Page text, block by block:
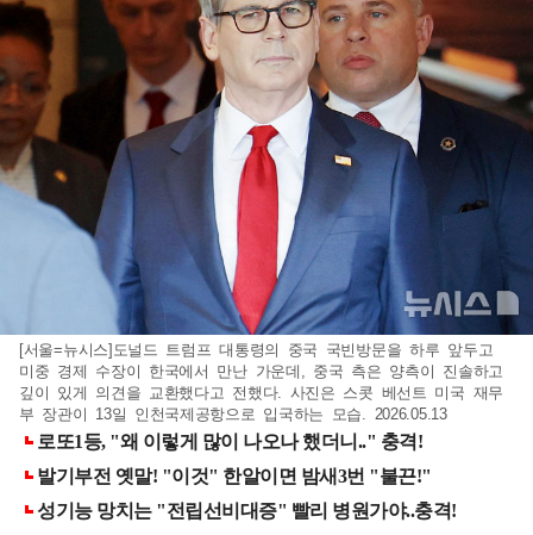
[서울=뉴시스] 도널드 트럼프 대통령의 중국 국빈방문을 하루 앞두고
미중 경제 수장이 한국에서 만난 가운데, 중국 측은 양측이 진솔하고
깊이 있게 의견을 교환했다고 전했다. 사진은 스콧 베선트 미국 재무
부 장관이 13일 인천국제공항으로 입국하는 모습. 2026.05.13